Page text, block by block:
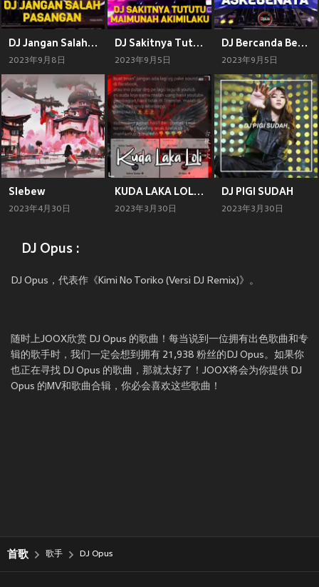
DJ Jangan Salah Pasangan
2023年9月8日
DJ Sakitnya Tutu Maimunah Akimilaku
2023年9月5日
DJ Bercanda Bercanda X Askebenaya
2023年9月5日
Slebew
2023年4月30日
KUDA LAKA LOLI Lagu Timur Lamaholot (Remix)
2023年3月30日
DJ PIGI SUDAH
2023年3月30日
DJ Opus :
DJ Opus，代表作《Kimi No Toriko (Versi DJ Remix)》。
随时上JOOX欣赏 DJ Opus 的歌曲！每当说到一位拥有出色歌曲和专
辑的歌手时，我们一定会想到拥有 21,938 粉丝的DJ Opus。如果你
也正在寻找 DJ Opus 的歌曲，那就太好了！JOOX将会为你提供 DJ
Opus 的MV和歌曲合辑，你必会喜欢这些歌曲！
首歌 歌手 DJ Opus